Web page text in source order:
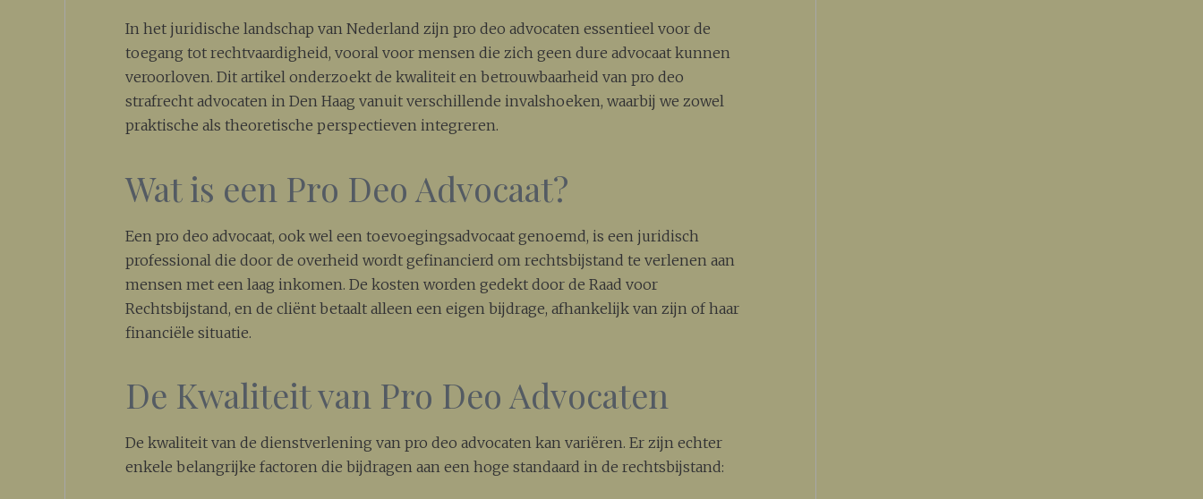
In het juridische landschap van Nederland zijn pro deo advocaten essentieel voor de
toegang tot rechtvaardigheid, vooral voor mensen die zich geen dure advocaat kunnen
veroorloven. Dit artikel onderzoekt de kwaliteit en betrouwbaarheid van pro deo
strafrecht advocaten in Den Haag vanuit verschillende invalshoeken, waarbij we zowel
praktische als theoretische perspectieven integreren.
Wat is een Pro Deo Advocaat?
Een pro deo advocaat, ook wel een toevoegingsadvocaat genoemd, is een juridisch
professional die door de overheid wordt gefinancierd om rechtsbijstand te verlenen aan
mensen met een laag inkomen. De kosten worden gedekt door de Raad voor
Rechtsbijstand, en de cliënt betaalt alleen een eigen bijdrage, afhankelijk van zijn of haar
financiële situatie.
De Kwaliteit van Pro Deo Advocaten
De kwaliteit van de dienstverlening van pro deo advocaten kan variëren. Er zijn echter
enkele belangrijke factoren die bijdragen aan een hoge standaard in de rechtsbijstand: